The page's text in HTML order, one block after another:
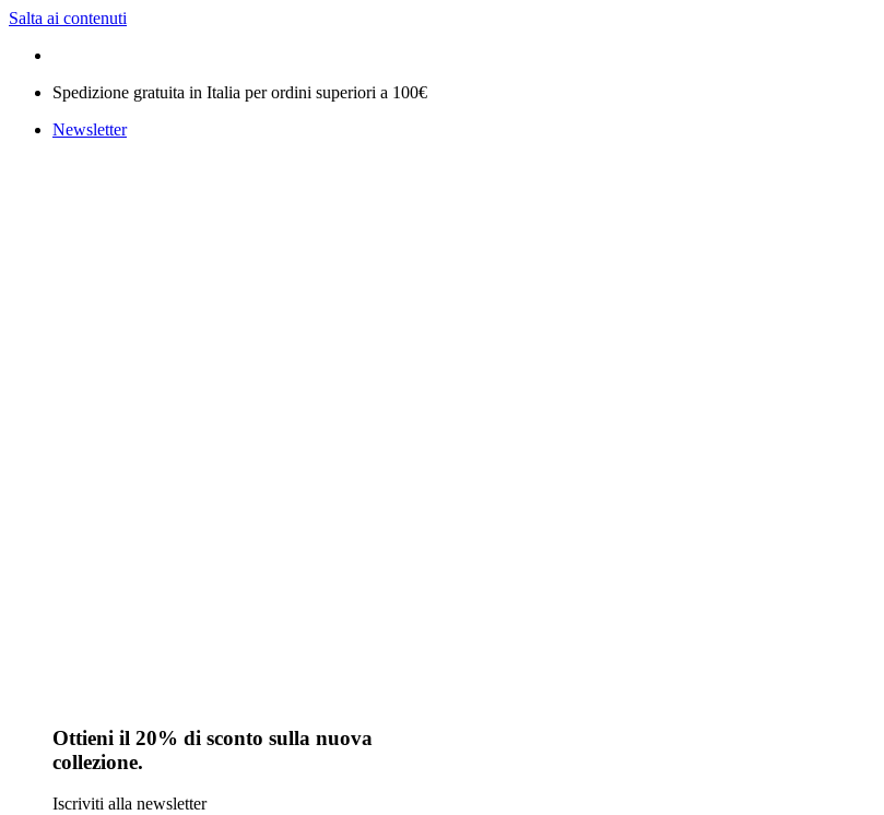
Salta ai contenuti
Spedizione gratuita in Italia per ordini superiori a 100€
Newsletter
Ottieni il 20% di sconto sulla nuova
collezione.
Iscriviti alla newsletter